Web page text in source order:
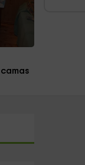
camas